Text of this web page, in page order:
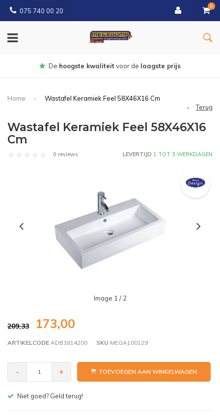
075 740 00 20
0
Gratisbezorgd vanaf € 150
Home
Wastafel Keramiek Feel 58X46X16 Cm
Terug
Wastafel Keramiek Feel 58X46X16
Cm
0 reviews LEVERTIJD 1 TOT 3 WERKDAGEN
Image 1 / 2
209,33 173,00
ARTIKELCODE ADB3814200 SKU MEGA100129
- + TOEVOEGEN AAN WINKELWAGEN
Gratis bezorgen v.a. € 150,- (NL)